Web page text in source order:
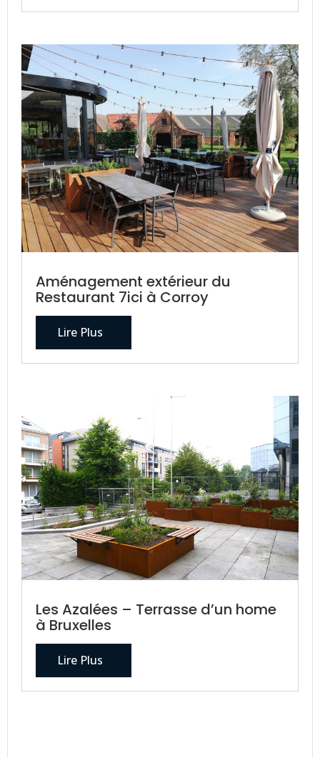
Aménagement extérieur du
Restaurant 7ici à Corroy
Lire Plus
Les Azalées – Terrasse d’un home
à Bruxelles
Lire Plus